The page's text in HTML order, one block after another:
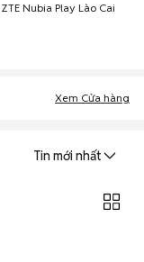
ZTE Nubia Play Lào Cai
Xem Cửa hàng
Tin mới nhất